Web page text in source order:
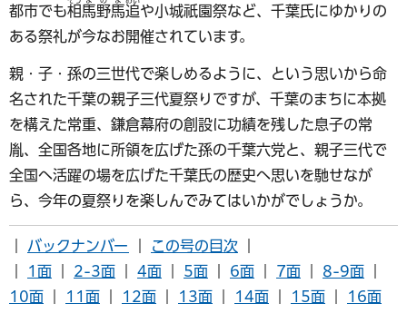
都市でも相馬野馬追や小城祇園祭など、千葉氏にゆかりの
ある祭礼が今なお開催されています。
親・子・孫の三世代で楽しめるように、という思いから命
名された千葉の親子三代夏祭りですが、千葉のまちに本拠
を構えた常重、鎌倉幕府の創設に功績を残した息子の常
胤、全国各地に所領を広げた孫の千葉六党と、親子三代で
全国へ活躍の場を広げた千葉氏の歴史へ思いを馳せなが
ら、今年の夏祭りを楽しんでみてはいかがでしょうか。
バックナンバー この号の目次
1面 2-3面 4面 5面 6面 7面 8-9面
10面
11面 12面 13面 14面 15面
16面